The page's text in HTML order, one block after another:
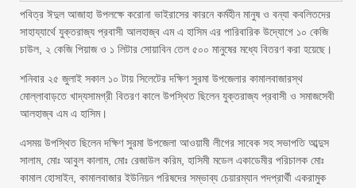
পবিত্র ঈদুল আজাহা উপলক্ষে করোনা ভাইরাসের কারনে কর্মহীন মানুষ ও বন্যা কবলিতদের
সাহায্যার্থে যুক্তরাজ্য প্রবাসী আলহাজ্ব এম এ হাসিম এর পারিবারিক উদ্যোগে ১০ কেজি
চাউল, ২ কেজি পিয়াজ ও ১ লিটার সোয়াবিন তেল ৫০০ মানুষের মধ্যে বিতরণ করা হয়েছে।
শনিবার ২৫ জুলাই সকাল ১০ টায় সিলেটের দক্ষিণ সুরমা উপজেলার কামালবাজারস্থ
মোল্লাবাড়তে খাদ্যসামগ্রী বিতরণ কালে উপস্থিত ছিলেন যুক্তরাজ্য প্রবাসী ও সমাজসেবী
আলহাজ্ব এম এ হাসিম।
এসময় উপস্থিত ছিলেন দক্ষিণ সুরমা উপজেলা আওয়ামী লীগের সাবেক সহ সভাপতি আব্দুস
সালাম, মোঃ আবুল কালাম, মোঃ রেজাউল করিম, হাসিমী মডেল একাডেমীর পরিচালক মোঃ
কামাল হোসাইন, কামালবাজার ইউনিয়ন পরিষদের সম্ভাব্য চেয়ারম্যান পদপ্রার্থী একরামুক